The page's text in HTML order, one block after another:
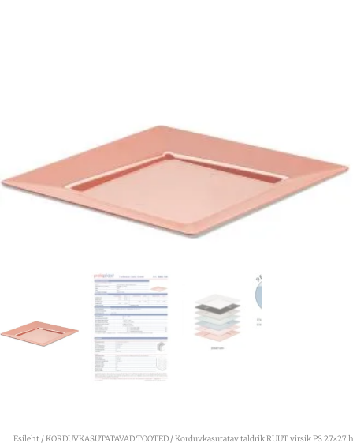
Esileht /KORDUVKASUTATAVAD TOOTED / Korduvkasutatav taldrik RUUT virsik PS 27×27